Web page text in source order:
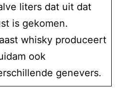
liters dat uit dat
is gekomen.
whisky produceert
ook
genevers.